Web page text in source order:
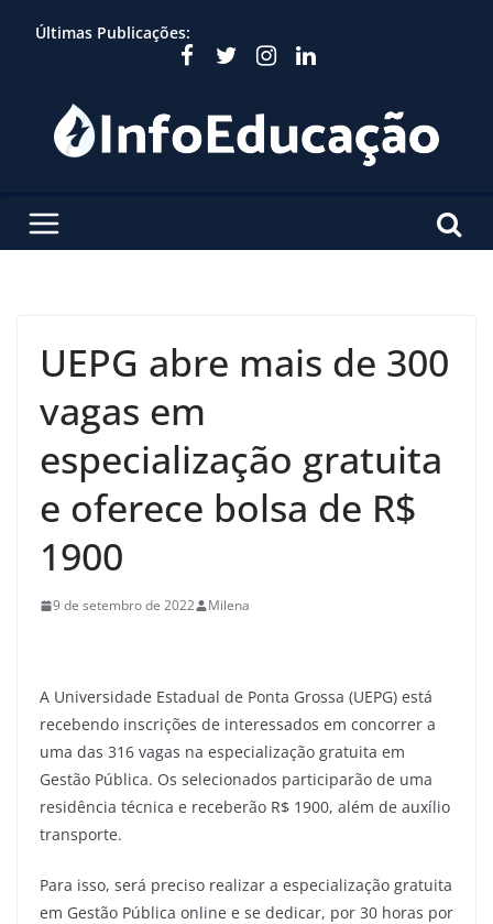
Últimas Publicações:
UEPG abre mais de 300
vagas em
especialização gratuita
e oferece bolsa de R$
1900
9 de setembro de 2022 Milena
A Universidade Estadual de Ponta Grossa (UEPG) está
recebendo inscrições de interessados em concorrer a
uma das 316 vagas na especialização gratuita em
Gestão Pública. Os selecionados participarão de uma
residência técnica e receberão R$ 1900, além de auxílio
transporte.
Para isso, será preciso realizar a especialização gratuita
em Gestão Pública online e se dedicar, por 30 horas por